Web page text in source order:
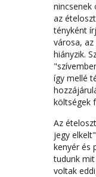
nincsenek
az
tényként
városa,
hiányzik.
így mellé
költségek
Az
jegy
kenyér és
tudunk
voltak